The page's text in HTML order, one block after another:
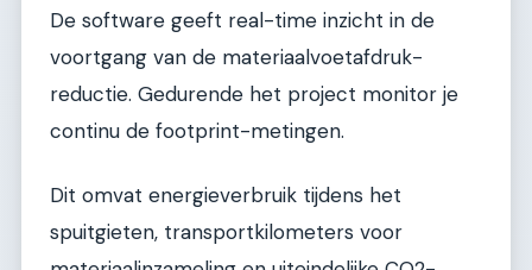
De software geeft real-time inzicht in de
voortgang van de materiaalvoetafdruk-
reductie. Gedurende het project monitor je
continu de footprint-metingen.
Dit omvat energieverbruik tijdens het
spuitgieten, transportkilometers voor